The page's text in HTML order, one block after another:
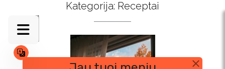
content
Kategorija: Receptai